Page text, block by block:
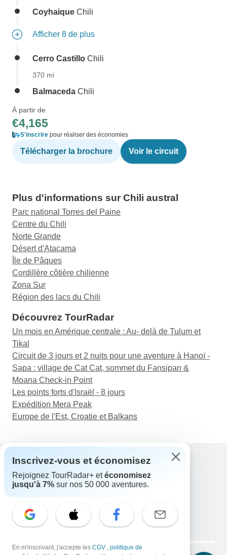
Coyhaique Chili
Afficher 8 de plus
Cerro Castillo Chili
370 mi
Balmaceda Chili
À partir de
€4,165
S'inscrire pour réaliser des économies
Télécharger la brochure Voir le circuit
Plus d'informations sur Chili austral
Parc national Torres del Paine
Centre du Chili
Norte Grande
Désert d'Atacama
Île de Pâques
Cordillère côtière chilienne
Zona Sur
Région des lacs du Chili
Découvrez TourRadar
Un mois en Amérique centrale : Au- delà de Tulum et
Tikal
Circuit de 3 jours et 2 nuits pour une aventure à Hanoï -
Sapa : village de Cat Cat, sommet du Fansipan &
Moana Check-in Point
Les points forts d'Israël - 8 jours
Expédition Mera Peak
Europe de l'Est, Croatie et Balkans
Assistance
Contactez-nous
E-mail: support@tourradar.com
Sélectionnez la langue
Copyright © TourRadar. Tous droits réservés.
Inscrivez-vous et économisez
Rejoignez TourRadar+ etéconomisez
jusqu'à 7% sur nos 50 000 aventures.
En m'inscrivant, j'accepte les CGV , politique de